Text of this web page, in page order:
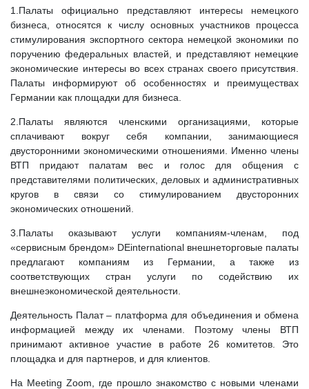
1.Палаты официально представляют интересы немецкого
бизнеса, относятся к числу основных участников процесса
стимулирования экспортного сектора немецкой экономики по
поручению федеральных властей, и представляют немецкие
экономические интересы во всех странах своего присутствия.
Палаты информируют об особенностях и преимуществах
Германии как площадки для бизнеса.
2.Палаты являются членскими организациями, которые
сплачивают вокруг себя компании, занимающиеся
двусторонними экономическими отношениями. Именно члены
ВТП придают палатам вес и голос для общения с
представителями политических, деловых и административных
кругов в связи со стимулированием двусторонних
экономических отношений.
3.Палаты оказывают услуги компаниям-членам, под
«сервисным брендом» DEinternational внешнеторговые палаты
предлагают компаниям из Германии, а также из
соответствующих стран услуги по содействию их
внешнеэкономической деятельности.
Деятельность Палат – платформа для объединения и обмена
информацией между их членами. Поэтому члены ВТП
принимают активное участие в работе 26 комитетов. Это
площадка и для партнеров, и для клиентов.
На Meeting Zoom, где прошло знакомство с новыми членами